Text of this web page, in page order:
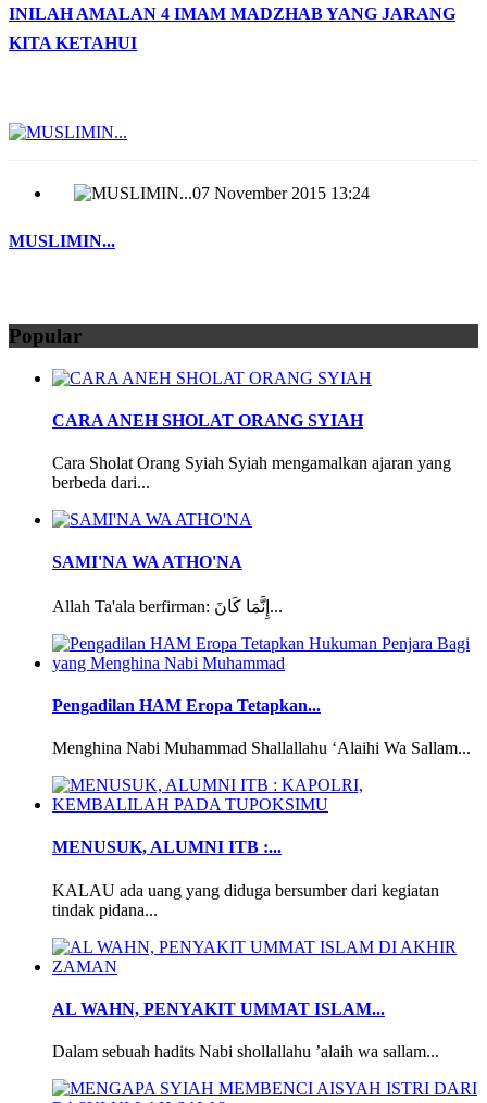
INILAH AMALAN 4 IMAM MADZHAB YANG JARANG
KITA KETAHUI
07 November 2015 13:24
MUSLIMIN...
Popular
CARA ANEH SHOLAT ORANG SYIAH
Cara Sholat Orang Syiah Syiah mengamalkan ajaran yang
berbeda dari...
SAMI'NA WA ATHO'NA
Allah Ta'ala berfirman: إِنَّمَا كَانَ...
Pengadilan HAM Eropa Tetapkan...
Menghina Nabi Muhammad Shallallahu ‘Alaihi Wa Sallam...
MENUSUK, ALUMNI ITB :...
KALAU ada uang yang diduga bersumber dari kegiatan
tindak pidana...
AL WAHN, PENYAKIT UMMAT ISLAM...
Dalam sebuah hadits Nabi shollallahu ’alaih wa sallam...